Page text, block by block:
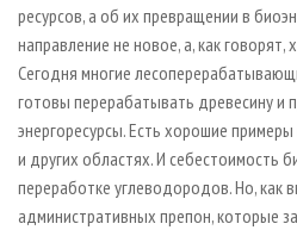
ресурсов, а об их превращении в
направление не новое, а, как
Сегодня многие
готовы перерабатывать древесину и
энергоресурсы. Есть хорошие
и других областях. И себестоимость
переработке углеводородов. Но, как
административных препон, которые